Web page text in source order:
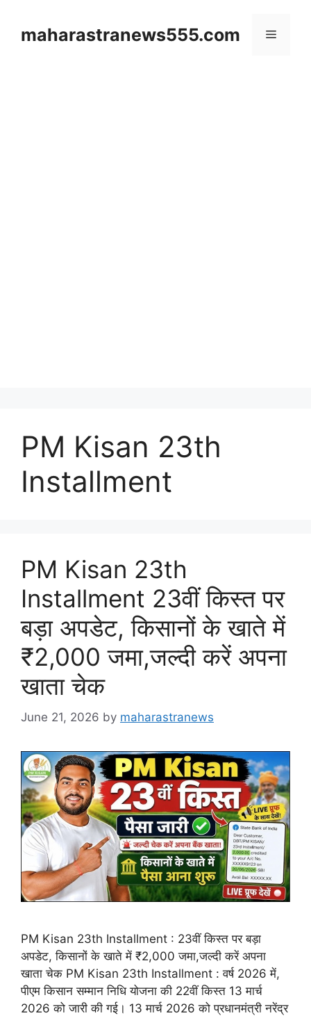
contentmaharastranews555.com Menu
PM Kisan 23th
Installment
PM Kisan 23th
Installment 23वीं किस्त पर
बड़ा अपडेट, किसानों के खाते में
₹2,000 जमा,जल्दी करें अपना
खाता चेक
June 21, 2026 by maharastranews
PM Kisan 23th Installment : 23वीं किस्त पर बड़ा
अपडेट, किसानों के खाते में ₹2,000 जमा,जल्दी करें अपना
खाता चेक PM Kisan 23th Installment : वर्ष 2026 में,
पीएम किसान सम्मान निधि योजना की 22वीं किस्त 13 मार्च
2026 को जारी की गई। 13 मार्च 2026 को प्रधानमंत्री नरेंद्र